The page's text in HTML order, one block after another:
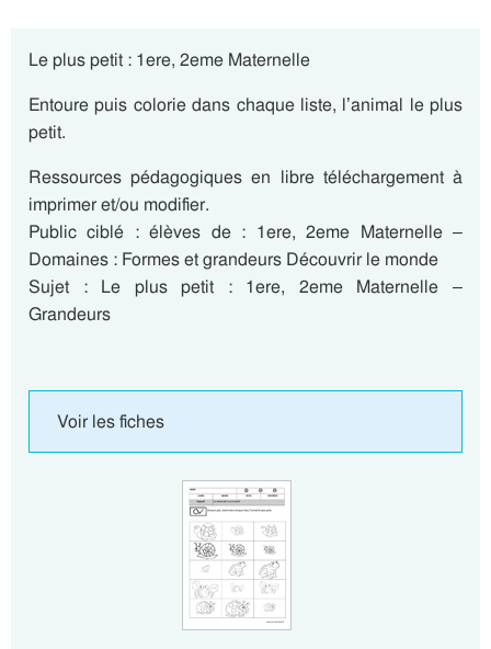
Le plus petit : 1ere, 2eme Maternelle
Entoure puis colorie dans chaque liste, l’animal le plus
petit.
Ressources pédagogiques en libre téléchargement à
imprimer et/ou modifier.
Public ciblé : élèves de : 1ere, 2eme Maternelle –
Domaines : Formes et grandeurs Découvrir le monde
Sujet : Le plus petit : 1ere, 2eme Maternelle –
Grandeurs
Voir les fiches